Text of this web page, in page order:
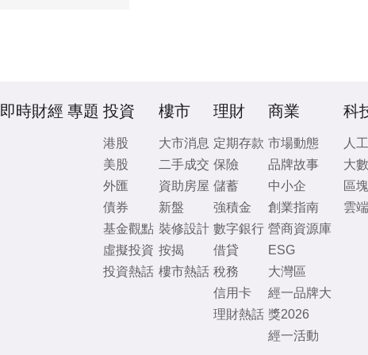
即時財經 專題 投資
港股
美股
外匯
債券
基金觀點
虛擬投資
投資熱話
樓市
大市消息
二手成交
資助房屋
新盤
裝修設計
按揭
樓市熱話
理財
定期存款
保險
儲蓄
強積金
數字銀行
借貸
稅務
信用卡
理財熱話
商業
市場動態
品牌故事
中小企
創業指南
營商資源庫
ESG
大灣區
經一品牌大
獎2026
經一活動
科
人
大
區
雲端